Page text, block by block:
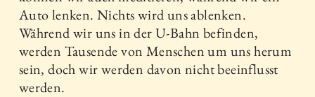
Auto lenken. Nichts wird uns ablenken.
Während wir uns in der U-Bahn befinden,
werden Tausende von Menschen um uns herum
sein, doch wir werden davon nicht beeinflusst
werden.